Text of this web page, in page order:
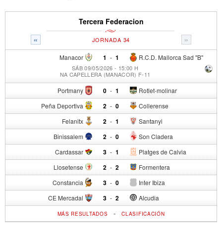
Tercera Federacion
« »
JORNADA 34
Manacor 1 - R.C.D. Mallorca Sad "B"
1
SÁB 09/05/2026 - 15:00 H
NA CAPELLERA (MANACOR) F-11
Portmany 0 - Rotlet-molinar
1
Peña Deportiva 2 - Collerense
0
Felanitx 2 - Santanyi
1
Binissalem 2 - Son Cladera
0
Cardassar 3 - Platges de Calvia
1
Llosetense 2 - Formentera
2
Constancia 3 - Inter Ibiza
0
CE Mercadal 3 - Alcudia
2
MÁS RESULTADOS -CLASIFICACIÓN